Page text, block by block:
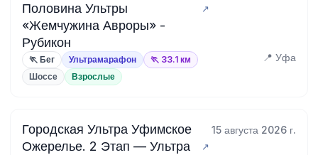
Половина Ультры
«Жемчужина Авроры» -
Рубикон
🏃 Бег Ультрамарафон 🏃 33.1 км 📍 Уфа
Шоссе Взрослые
Городская Ультра Уфимское
Ожерелье. 2 Этап — Ультра
15 августа 2026 г.